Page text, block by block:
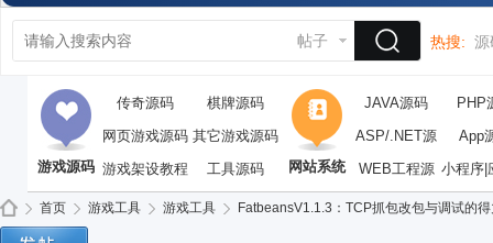
帖子 热搜: 源
游戏源码
传奇源码
棋牌源码
网页游戏源码 其它游戏源码
游戏架设教程
工具源码 网站系统
JAVA源码
PHP
ASP/.NET源
码
App
WEB工程源
码
小程序|
码
首页 游戏工具 游戏工具 FatbeansV1.1.3：TCP抓包改包与调试的